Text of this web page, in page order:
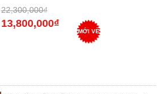
22,300,000₫
13,800,000₫
MỚI VỀ